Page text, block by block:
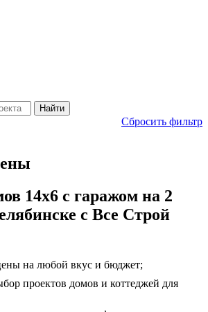
Сбросить фильтр
14x6 с гаражом на 2
с Все Строй
на любой вкус и бюджет;
проектов домов и коттеджей для